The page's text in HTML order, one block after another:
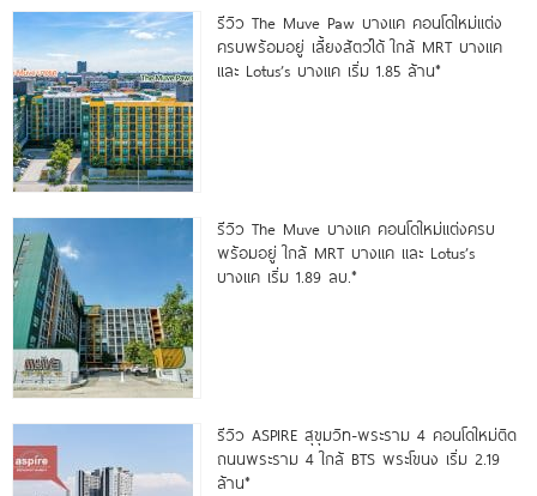
รีวิว The Muve Paw บางแค คอนโดใหม่แต่ง
ครบพร้อมอยู่ เลี้ยงสัตว์ได้ ใกล้ MRT บางแค
และ Lotus’s บางแค เริ่ม 1.85 ล้าน*
รีวิว The Muve บางแค คอนโดใหม่แต่งครบ
พร้อมอยู่ ใกล้ MRT บางแค และ Lotus’s
บางแค เริ่ม 1.89 ลบ.*
รีวิว ASPIRE สุขุมวิท-พระราม 4 คอนโดใหม่ติด
ถนนพระราม 4 ใกล้ BTS พระโขนง เริ่ม 2.19
ล้าน*